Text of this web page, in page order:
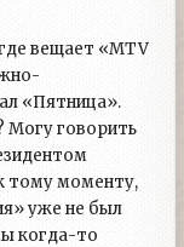
вещает «MTV
«Пятница».
говорить
тому моменту,
уже не был
когда-то